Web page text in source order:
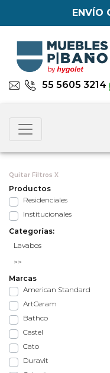
ENVÍO
55 5605 3214
Quitar Filtros X
Productos
Residenciales
Institucionales
Categorías:
Marcas
American Standard
ArtCeram
Bathco
Castel
Cato
Duravit